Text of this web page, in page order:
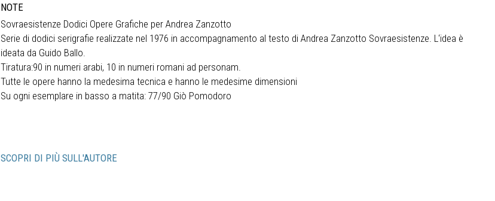
NOTE
Sovraesistenze Dodici Opere Grafiche per Andrea Zanzotto
Serie di dodici serigrafie realizzate nel 1976 in accompagnamento al testo di Andrea Zanzotto Sovraesistenze. L‘idea è
ideata da Guido Ballo.
Tiratura:90 in numeri arabi, 10 in numeri romani ad personam.
Tutte le opere hanno la medesima tecnica e hanno le medesime dimensioni
Su ogni esemplare in basso a matita: 77/90 Giò Pomodoro
SCOPRI DI PIÙ SULL'AUTORE